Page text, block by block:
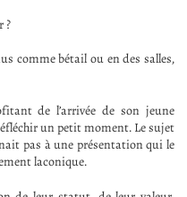
?
comme bétail ou en des salles,
de l’arrivée de son jeune
un petit moment. Le sujet
pas à une présentation qui le
laconique.